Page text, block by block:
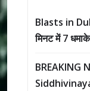
Blasts in
मिनट में 7
BREAKING